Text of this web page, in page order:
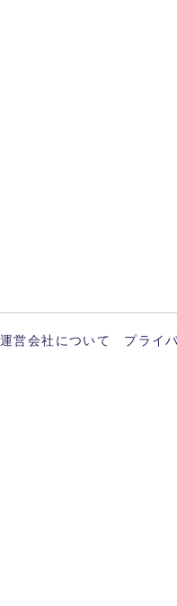
運営会社について プライ